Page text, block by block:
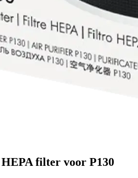
HEPA filter voor P130